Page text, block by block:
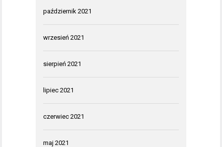
październik 2021
wrzesień 2021
sierpień 2021
lipiec 2021
czerwiec 2021
maj 2021